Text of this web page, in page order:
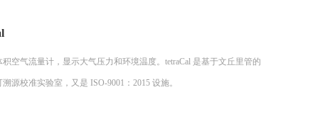
空气流量计，显示大气压力和环境温度。tetraCal 是基于文丘里管的
源校准实验室，又是 ISO-9001：2015 设施。